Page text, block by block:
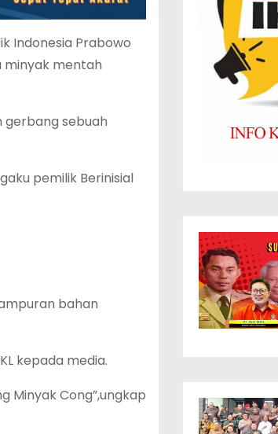
Indonesia Prabowo
minyak mentah
gerbang sebuah
pemilik Berinisial
bahan
kepada media.
Minyak Cong”,ungkap